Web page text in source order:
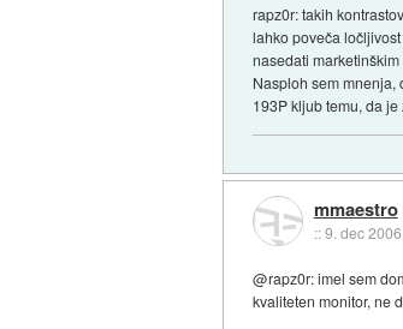
rapz0r: takih
lahko poveča
nasedati marketinškim
Nasploh sem mnenja,
193P kljub temu, da
mmaestro
::9. dec
@rapz0r: imel sem
kvaliteten monitor, ne